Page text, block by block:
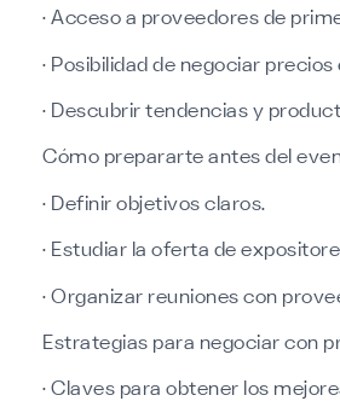
· Acceso a proveedores de
· Posibilidad de negociar precios
· Descubrir tendencias y
Cómo prepararte antes del
· Definir objetivos claros.
· Estudiar la oferta de
· Organizar reuniones con
Estrategias para negociar con
· Claves para obtener los